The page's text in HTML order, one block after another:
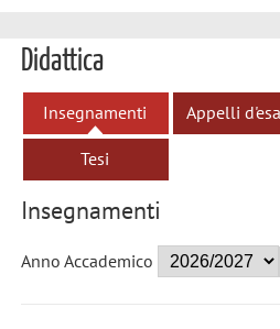
Didattica
Insegnamenti Appelli
Tesi
Insegnamenti
Anno Accademico